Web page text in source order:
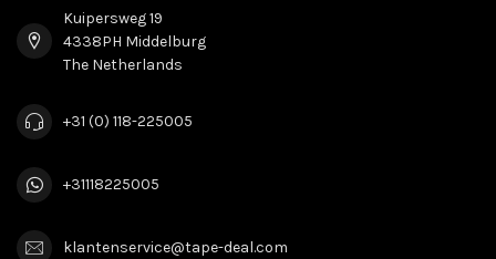
Kuipersweg 19
4338PH Middelburg
The Netherlands
+31 (0) 118-225005
+31118225005
klantenservice@tape-deal.com